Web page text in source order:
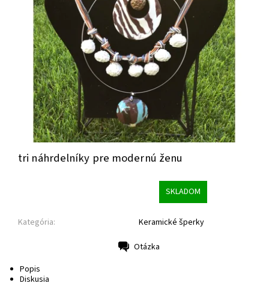
tri náhrdelníky pre modernú ženu
SKLADOM
Kategória: Keramické šperky
Otázka
Popis
Diskusia